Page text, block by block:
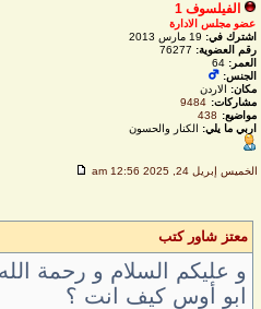
الفيلسوف 1
عضو مجلس الادارة
اشترك في:19 مارس 2013
رقم العضوية:76277
العمر: 64
الجنس:
مكان:الاردن
مشاركات:
9484
مواضيع:
438
اربي ما يلي:الكنار والحسون
الخميس إبريل 24, 2025 12:56 am
معتز شاور كتب
و عليكم السلام و رحمة
ابو أوس كيف انت ؟